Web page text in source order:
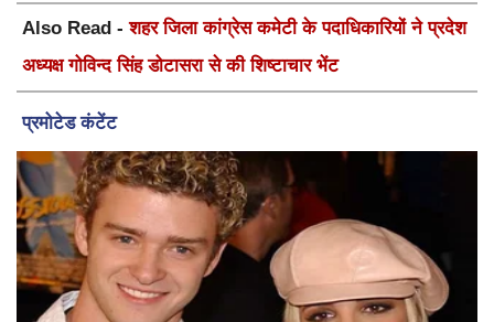
Also Read -शहर जिला कांग्रेस कमेटी के पदाधिकारियों ने प्रदेश
अध्यक्ष गोविन्द सिंह डोटासरा से की शिष्टाचार भेंट